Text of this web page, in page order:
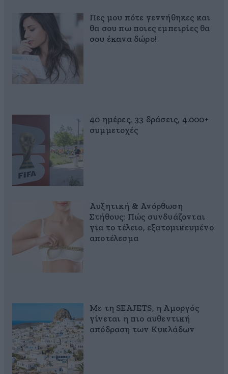
Πες μου πότε γεννήθηκες και
θα σου πω ποιες εμπειρίες θα
σου έκανα δώρο!
40 ημέρες, 33 δράσεις, 4.000+
συμμετοχές
Αυξητική & Ανόρθωση
Στήθους: Πώς συνδυάζονται
για το τέλειο, εξατομικευμένο
αποτέλεσμα
Με τη SEAJETS, η Αμοργός
γίνεται η πιο αυθεντική
απόδραση των Κυκλάδων